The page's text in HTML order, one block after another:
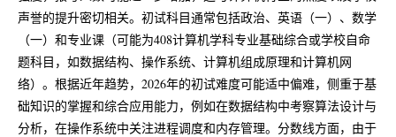
声誉的提升密切相关。初试科目通常包括政治、英语（一）、数学
（一）和专业课（可能为408计算机学科专业基础综合或学校自命
题科目，如数据结构、操作系统、计算机组成原理和计算机网
络）。根据近年趋势，2026年的初试难度可能适中偏难，侧重于基
础知识的掌握和综合应用能力，例如在数据结构中考察算法设计与
分析，在操作系统中关注进程调度和内存管理。分数线方面，由于